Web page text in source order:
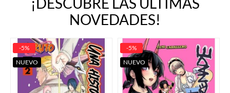
NOVEDADES!
-5%
NUEVO
-5%
NUEVO